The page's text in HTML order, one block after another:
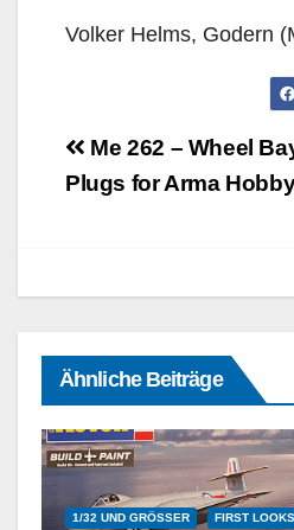
Volker Helms, Godern
Me 262 – Wheel
Plugs for Arma
Ähnliche Beiträge
1/32 UND GRÖSSER FIRST LOOKS